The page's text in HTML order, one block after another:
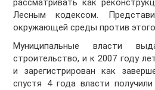
рассматривать как
Лесным кодексом.
окружающей среды против
Муниципальные власти
строительство, и к 2007 году
и зарегистрирован как
спустя 4 года власти